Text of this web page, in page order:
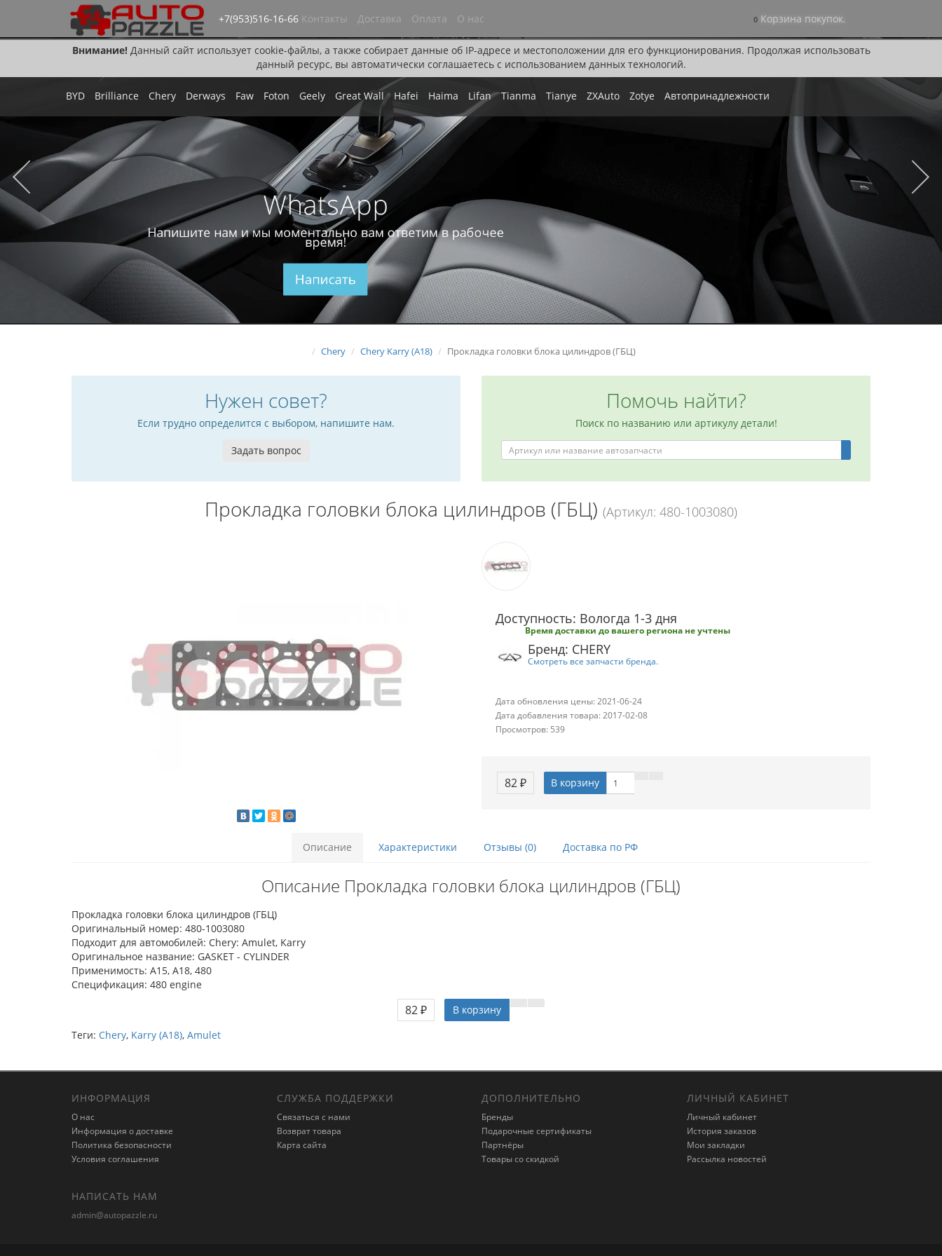
Внимание!Данный сайт использует cookie-файлы, а также собирает данные об IP-адресе и местоположении для его функционирования. Продолжая использовать
данный ресурс, вы автоматически соглашаетесь с использованием данных технологий.
+7(953)516-16-66 Контакты Доставка Оплата О нас 0 Корзина покупок.
BYD Brilliance Chery Derways Faw Foton Geely Great Wall Hafei Haima Lifan Tianma Tianye ZXAuto Zotye Автопринадлежности
WhatsApp
Напишите нам и мы моментально вам ответим в рабочее
время!
Написать
Chery Chery Karry (A18) Прокладка головки блока цилиндров (ГБЦ)
Нужен совет?
Если трудно определится с выбором, напишите нам.
Задать вопрос
Помочь найти?
Поиск по названию или артикулу детали!
Прокладка головки блока цилиндров (ГБЦ) (Артикул: 480-1003080)
Доступность: Вологда 1-3 дня
Время доставки до вашего региона не учтены
Бренд: CHERY
Смотреть все запчасти бренда.
Дата обновления цены: 2021-06-24
Дата добавления товара: 2017-02-08
Просмотров: 539
82 ₽ В корзину
Описание Характеристики Отзывы (0) Доставка по РФ
Описание Прокладка головки блока цилиндров (ГБЦ)
Прокладка головки блока цилиндров (ГБЦ)
Оригинальный номер: 480-1003080
Подходит для автомобилей: Chery: Amulet, Karry
Оригинальное название: GASKET - CYLINDER
Применимость: A15, A18, 480
Спецификация: 480 engine
82 ₽
В корзину
Теги: Chery, Karry (A18), Amulet
ИНФОРМАЦИЯ
О нас
Информация о доставке
Политика безопасности
Условия соглашения
СЛУЖБА ПОДДЕРЖКИ
Связаться с нами
Возврат товара
Карта сайта
ДОПОЛНИТЕЛЬНО
Бренды
Подарочные сертификаты
Партнёры
Товары со скидкой
ЛИЧНЫЙ КАБИНЕТ
Личный кабинет
История заказов
Мои закладки
Рассылка новостей
НАПИСАТЬ НАМ
admin@autopazzle.ru